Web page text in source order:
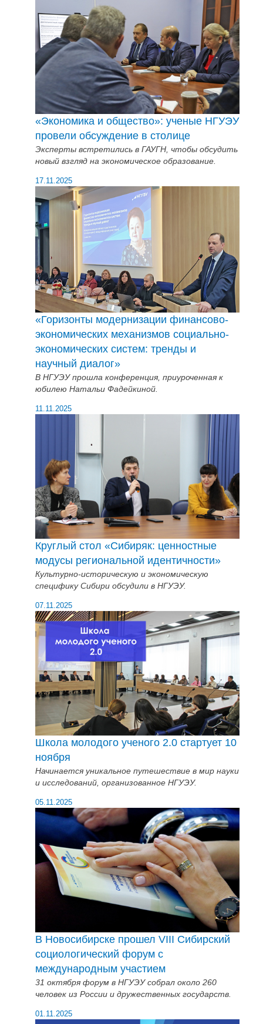
«Экономика и общество»: ученые НГУЭУ
провели обсуждение в столице
Эксперты встретились в ГАУГН, чтобы обсудить
новый взгляд на экономическое образование.
17.11.2025
«Горизонты модернизации финансово-
экономических механизмов социально-
экономических систем: тренды и
научный диалог»
В НГУЭУ прошла конференция, приуроченная к
юбилею Натальи Фадейкиной.
11.11.2025
Круглый стол «Сибиряк: ценностные
модусы региональной идентичности»
Культурно-историческую и экономическую
специфику Сибири обсудили в НГУЭУ.
07.11.2025
Школа молодого ученого 2.0 стартует 10
ноября
Начинается уникальное путешествие в мир науки
и исследований, организованное НГУЭУ.
05.11.2025
В Новосибирске прошел VIII Сибирский
социологический форум с
международным участием
31 октября форум в НГУЭУ собрал около 260
человек из России и дружественных государств.
01.11.2025